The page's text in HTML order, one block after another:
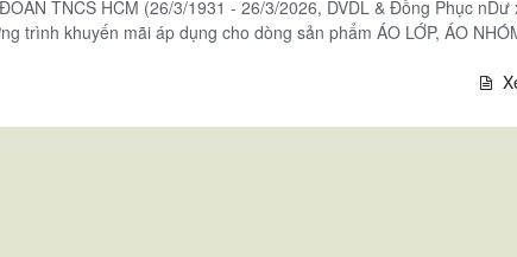
TNCS HCM (26/3/1931 - 26/3/2026, DVDL & Đồng Phục nDư
trình khuyến mãi áp dụng cho dòng sản phẩm ÁO LỚP, ÁO